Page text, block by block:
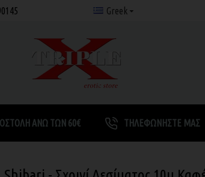
Greek
ΆΝΩ ΤΩΝ 60€ ΤΗΛΕΦΩΝΉΣΤΕ ΜΑΣ